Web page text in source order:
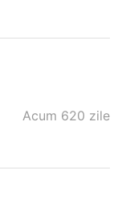
Acum 620 zile